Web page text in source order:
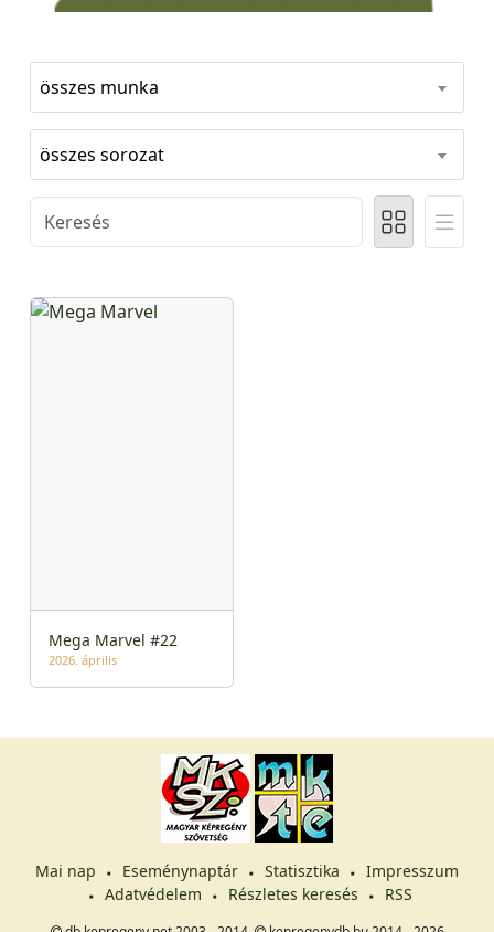
összes munka
összes sorozat
Mega Marvel #22
2026. április
Mai nap Eseménynaptár Statisztika
Impresszum
Adatvédelem
Részletes keresés RSS